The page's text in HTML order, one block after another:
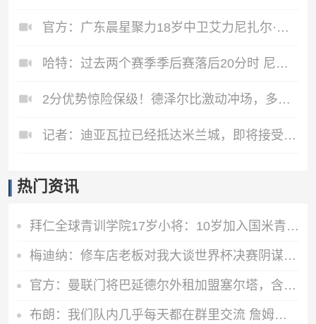
官方：广东晨星聚力18岁中卫艾力尼扎尔·罗合曼加盟青岛西海岸
哈特：过去两个赛季季后赛落后20分时 尼克斯战绩是5胜3负 太疯狂
2分优势惊险保级！德泽尔比激动冲场，多名球员倒地+拥抱庆祝
记者：迪亚瓦拉已经抵达米兰城，即将接受体检并与米兰签约
热门资讯
拜仁全球青训学院17岁小将：10岁加入国米青训学院，偶像是诺伊尔
梅迪纳：修车店老板对我大谈世界杯决赛阴谋论，知道我谁后他哭了
官方：曼联门将巴延德尔外租加盟塞尔塔，含400万欧买断条款
布朗：我们队内几乎每天都在群里交流 詹姆斯在群聊里很活跃